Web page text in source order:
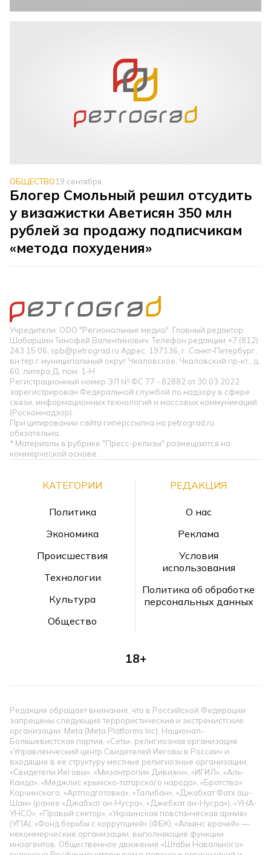
ОБЩЕСТВО19 сентября
Блогер Смольный решил отсудить
у визажистки Аветисян 350 млн
рублей за продажу подписчикам
«метода похудения»
Учредители: ООО "Региональные медиа". Главный редактор:
Шабаршин Тимофей Валентинович. Телефон редакции +7 (812)
243 15 06, spb@petrograd.ru Адрес: 197136, г. Санкт-Петербург,
вн.тер.г.муниципальный округ Чкаловское, Чкаловский пр-кт., д.
60, литера Д, пом. 1-Н
Регистрационный номер ЭЛ № ФС 77 - 82882 от 30.03.2022
зарегистрирован Федеральной службой по надзору в сфере
связи, информационных технологий и массовых коммуникаций
(Роскомнадзор).
При цитировании сайта гиперссылка на petrograd.ru
обязательна.
* Материалы в рубрике "Пресс-релизы" размещаются на
коммерческой основе.
КАТЕГОРИИ
Политика
Экономика
Происшествия
Технологии
Культура
Общество
РЕДАКЦИЯ
О нас
Реклама
Условия
использования
Политика об обработке
персональных данных
18+
Редакция обращает внимание, что в Российской Федерации
запрещены следующие террористические и экстремистские
организации: Meta (Meta Platforms Inc), Национал-
Большевистская партия, «Сеть», религиозная организация
«Управленческий центр Свидетелей Иеговы в России» и
входящие в ее структуру местные религиозные организации,
«Свидетели Иеговы», «Мизантропик Дивижн», «ИГИЛ», «Аль-
Каида», «Меджлис крымско-татарского народа», «Братство»
Корчинского, «Артподготовка», «Талибан», «Джабхат Фатх аш-
Шам» (ранее «Джабхат ан-Нусра», «Джебхат ан-Нусра»), «УНА-
УНСО», «Правый сектор», «Украинская повстанческая армия»
(УПА). «Фонд борьбы с коррупцией» (ФБК), «Альянс врачей» —
некоммерческие организации, выполняющие функции
иноагентов. Общественное движение «Штабы Навального»